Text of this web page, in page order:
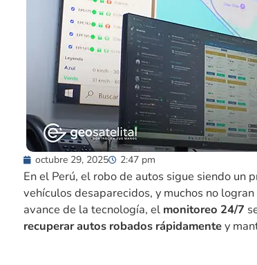
octubre 29, 2025 2:47 pm
En el Perú, el robo de autos sigue siendo un
vehículos desaparecidos, y muchos no
avance de la tecnología, el monitoreo 24/7
recuperar autos robados rápidamentey